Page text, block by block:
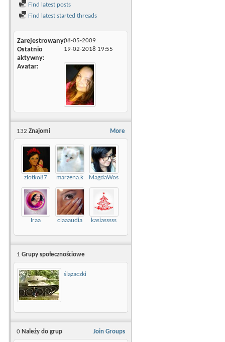
Find latest posts
Find latest started threads
Zarejestrowany08-05-2009
Ostatnio
aktywny
19-02-2018 19:55
Avatar
More
132 Znajomi
zlotko87 marzena.k MagdaWos
Iraa claaaudia kasiasssss
1 Grupy społecznościowe
ślązaczki
Join Groups
0 Należy do grup